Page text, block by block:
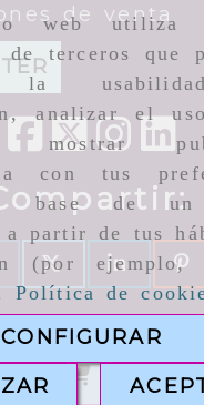
web utiliza
terceros que
la
analizar el
con tus
base de
a partir de tus
(por ejemplo,
Política de
CONFIGURAR
de venta